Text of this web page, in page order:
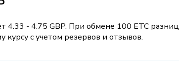
- 4.75 GBP. При обмене 100 ETC
с учетом резервов и отзывов.